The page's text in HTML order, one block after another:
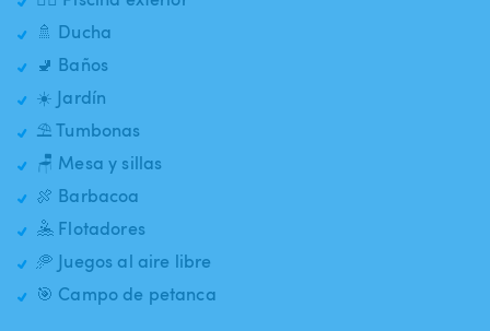
🚿 Ducha
🚽 Baños
☀️ Jardín
⛱️ Tumbonas
🪑 Mesa y sillas
🍖 Barbacoa
🤽 Flotadores
🥏 Juegos al aire libre
🎯 Campo de petanca